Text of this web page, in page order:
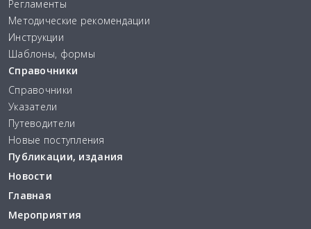
Регламенты
Методические рекомендации
Инструкции
Шаблоны, формы
Справочники
Справочники
Указатели
Путеводители
Новые поступления
Публикации, издания
Новости
Главная
Мероприятия